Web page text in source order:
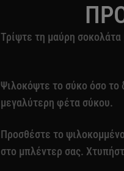
Τρίψτε τη μαύρη σοκολάτα
Ψιλοκόψτε το σύκο όσο το
μεγαλύτερη φέτα σύκου.
Προσθέστε το
στο μπλέντερ σας.